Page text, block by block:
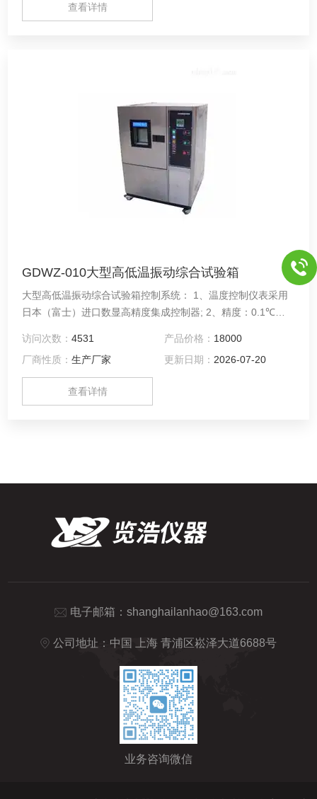
查看详情
GDWZ-010大型高低温振动综合试验箱
大型高低温振动综合试验箱控制系统： 1、温度控制仪表采用
日本（富士）进口数显高精度集成控制器; 2、精度：0.1℃、
访问次数：4531 产品价格： 18000
厂商性质：生产厂家 更新日期： 2026-07-20
查看详情
电子邮箱： shanghailanhao@163.com
公司地址：中国 上海 青浦区崧泽大道6688号
业务咨询微信